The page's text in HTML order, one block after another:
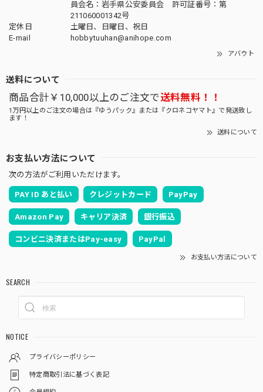
員会名：岩手県公安委員会 許可証番号：第
211060001342号
定休日
土曜日、日曜日、祝日
E-mail
hobbytuuhan@anihope.com
アバウト
送料について
商品合計￥10,000以上のご注文で送料無料！！
1万円以上のご注文の場合は『ゆうパック』または『クロネコヤマト』で発送致し
ます！
送料について
お支払い方法について
次の方法がご利用いただけます。
PAY ID あと払い クレジットカード PayPay
Amazon Pay キャリア決済 銀行振込
コンビニ決済またはPay-easy PayPal
お支払い方法について
SEARCH
NOTICE
プライバシーポリシー
特定商取引法に基づく表記